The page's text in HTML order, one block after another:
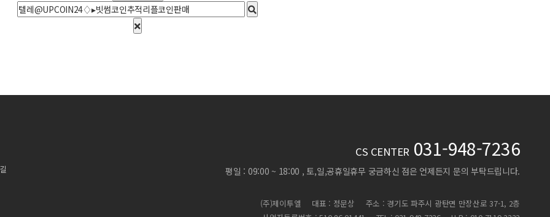
CS CENTER 031-948-7236
평일 : 09:00 ~ 18:00 , 토,일,공휴일휴무 궁금하신 점은 언제든지 문의 부탁드립니다.
(주)제이투엘 대표 : 정문상
주소 : 경기도 파주시 광탄면 만장산로 37-1, 2층